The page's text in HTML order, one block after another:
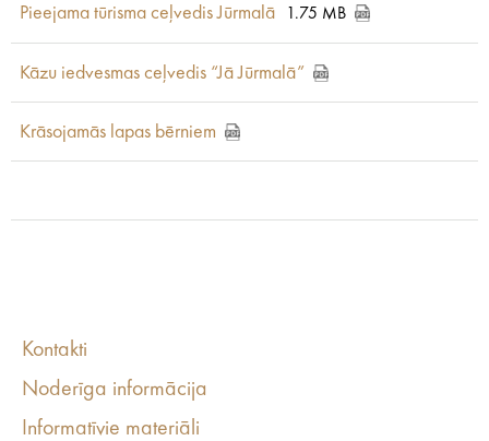
Pieejama tūrisma ceļvedis Jūrmalā 1.75 MB
Kāzu iedvesmas ceļvedis “Jā Jūrmalā”
Krāsojamās lapas bērniem
Kontakti
Noderīga informācija
Informatīvie materiāli